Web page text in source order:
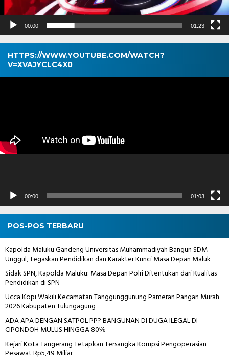
00:00 01:23
HTTPS://WWW.YOUTUBE.COM/WATCH?
V=XVAJYCLC4X0
Pemutar
00:00 01:03
POS-POS TERBARU
Kapolda Maluku Gandeng Universitas Muhammadiyah Bangun SDM
Unggul, Tegaskan Pendidikan dan Karakter Kunci Masa Depan Maluk
Sidak SPN, Kapolda Maluku: Masa Depan Polri Ditentukan dari Kualitas
Pendidikan di SPN
Ucca Kopi Wakili Kecamatan Tanggunggunung Pameran Pangan Murah
2026 Kabupaten Tulungagung
ADA APA DENGAN SATPOL PP? BANGUNAN DI DUGA ILEGAL DI
CIPONDOH MULUS HINGGA 80℅
Kejari Kota Tangerang Tetapkan Tersangka Korupsi Pengoperasian
Pesawat Rp5,49 Miliar